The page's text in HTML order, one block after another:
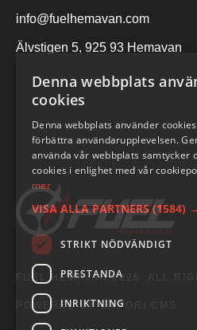
info@fuelhemavan.com
Älvstigen 5, 925 93 Hemavan
FUEL HEMAVAN 2026. ALL
POWERED BY EMPORI CMS
Denna webbplats
cookies
Denna webbplats använder
förbättra användarupplevelsen.
använda vår webbplats samtycker
cookies i enlighet med vår
mer
VISA ALLA PARTNERS (1584) →
STRIKT NÖDVÄNDIGT
PRESTANDA
INRIKTNING